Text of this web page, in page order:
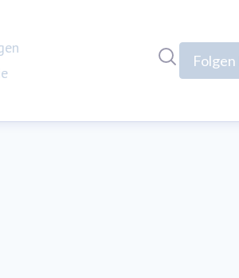
Folgen